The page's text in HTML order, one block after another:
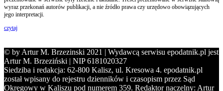
wyraz przekonań autorów publikacji, a nie źródło prawa czy urzędowo obowiązujących
jego interpretacji.
czytaj
© by Artur M. Brzezinski 2021 | Wydawcą serwisu epodatnik.pl jest
Artur M. Brzeziński | NIP 6181020327
Siedziba i redakcja: 62-800 Kalisz, ul. Kresowa 4. epodatnik.pl
został wpisany do rejestru dzienników i czasopism przez Sąd
Okręgowy w Kaliszu pod numerem 359. Redaktor naczelny: Artur